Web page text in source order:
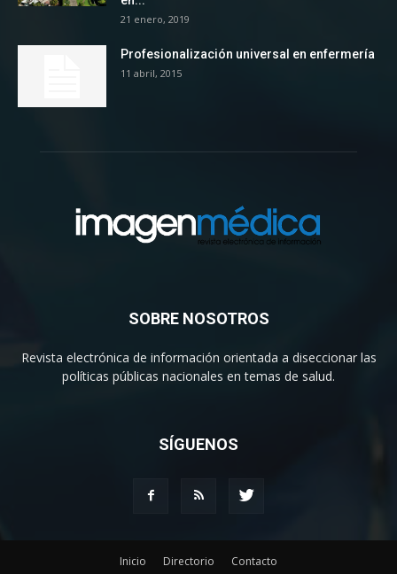
21 enero, 2019
Profesionalización universal en enfermería
11 abril, 2015
SOBRE NOSOTROS
Revista electrónica de información orientada a diseccionar las
políticas públicas nacionales en temas de salud.
SÍGUENOS
Inicio Directorio Contacto